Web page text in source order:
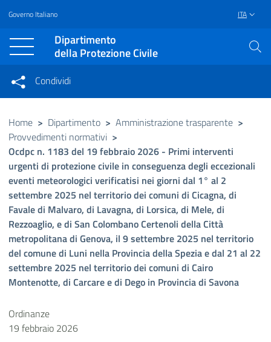
Vai al contenuto principale
Raggiungi il piè di pagina
Governo Italiano ITA
Dipartimento
della Protezione Civile
Condividi su Facebook
Condividi su Twitter
Condividi su LinkedIn
Condividi
Condividi sui social network
Home > Dipartimento > Amministrazione trasparente >
Provvedimenti normativi >
Ocdpc n. 1183 del 19 febbraio 2026 - Primi interventi
urgenti di protezione civile in conseguenza degli eccezionali
eventi meteorologici verificatisi nei giorni dal 1° al 2
settembre 2025 nel territorio dei comuni di Cicagna, di
Favale di Malvaro, di Lavagna, di Lorsica, di Mele, di
Rezzoaglio, e di San Colombano Certenoli della Città
metropolitana di Genova, il 9 settembre 2025 nel territorio
del comune di Luni nella Provincia della Spezia e dal 21 al 22
settembre 2025 nel territorio dei comuni di Cairo
Montenotte, di Carcare e di Dego in Provincia di Savona
Ordinanze
19 febbraio 2026